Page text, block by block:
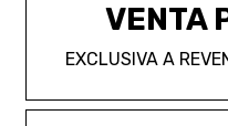
VENTA
EXCLUSIVA A